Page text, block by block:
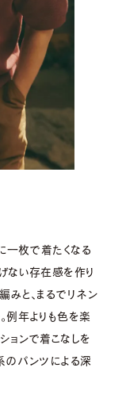
一枚で着たくなる
ない存在感を作り
みと、まるでリネン
例年よりも色を楽
ョンで着こなしを
のパンツによる深